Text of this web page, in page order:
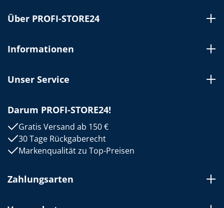
Über PROFI-STORE24
Informationen
Unser Service
Darum PROFI-STORE24!
Gratis Versand ab 150 €
30 Tage Rückgaberecht
Markenqualität zu Top-Preisen
Zahlungsarten